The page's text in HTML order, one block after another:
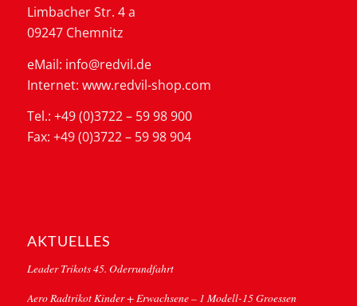
Limbacher Str. 4 a
09247 Chemnitz
eMail: info@redvil.de
Internet: www.redvil-shop.com
Tel.: +49 (0)3722 – 59 98 900
Fax: +49 (0)3722 – 59 98 904
AKTUELLES
Leader Trikots 45. Oderrundfahrt
Aero Radtrikot Kinder + Erwachsene – 1 Modell-15 Groessen